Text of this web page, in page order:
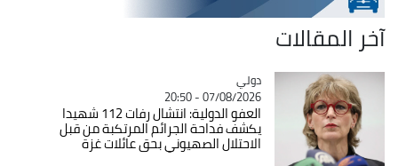
آخر المقالات
Catégorie
دولي
07/08/2026 - 20:50
العفو الدولية: انتشال رفات 112 شهيدا
يكشف فداحة الجرائم المرتكبة من قبل
الاحتلال الصهيوني بحق عائلات غزة